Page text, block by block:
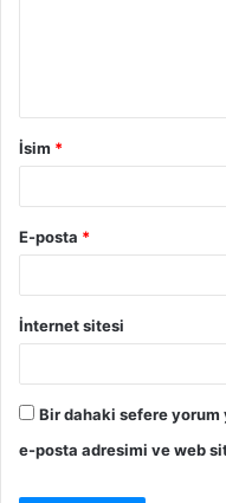
İsim *
E-posta *
İnternet sitesi
Bir dahaki sefere yorum
e-posta adresimi ve web